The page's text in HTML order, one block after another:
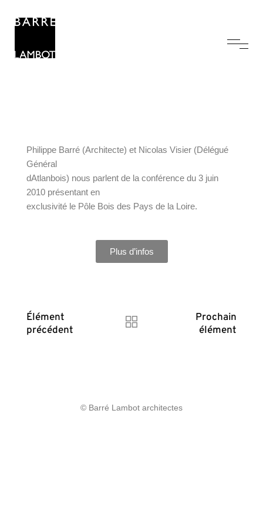
Philippe Barré (Architecte) et Nicolas Visier (Délégué
Général
dAtlanbois) nous parlent de la conférence du 3 juin
2010 présentant en
exclusivité le Pôle Bois des Pays de la Loire.
Plus d’infos
Élément
précédent
Prochain
élément
© Barré Lambot architectes